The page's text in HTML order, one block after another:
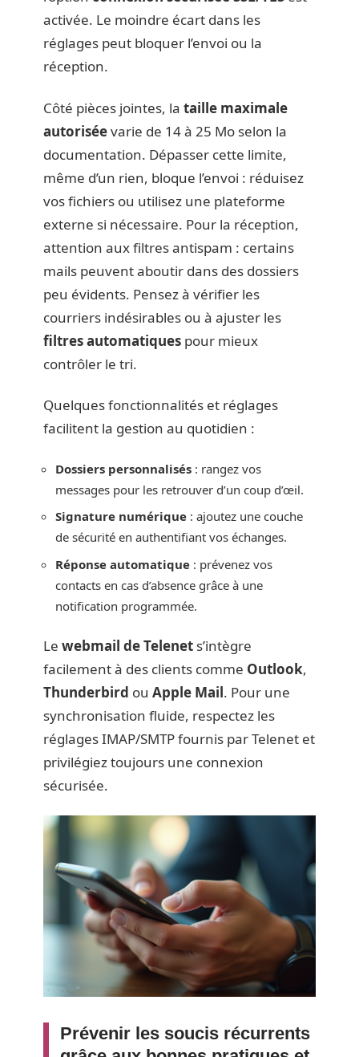
activée. Le moindre écart dans les
réglages peut bloquer l’envoi ou la
réception.
Côté pièces jointes, la taille maximale
autoriséevarie de 14 à 25 Mo selon la
documentation. Dépasser cette limite,
même d’un rien, bloque l’envoi : réduisez
vos fichiers ou utilisez une plateforme
externe si nécessaire. Pour la réception,
attention aux filtres antispam : certains
mails peuvent aboutir dans des dossiers
peu évidents. Pensez à vérifier les
courriers indésirables ou à ajuster les
filtres automatiques pour mieux
contrôler le tri.
Quelques fonctionnalités et réglages
facilitent la gestion au quotidien :
Dossiers personnalisés : rangez vos
messages pour les retrouver d’un coup d’œil.
Signature numérique : ajoutez une couche
de sécurité en authentifiant vos échanges.
Réponse automatique : prévenez vos
contacts en cas d’absence grâce à une
notification programmée.
Le webmail de Telenet s’intègre
facilement à des clients comme Outlook,
Thunderbird ou Apple Mail. Pour une
synchronisation fluide, respectez les
réglages IMAP/SMTP fournis par Telenet et
privilégiez toujours une connexion
sécurisée.
Prévenir les soucis récurrents